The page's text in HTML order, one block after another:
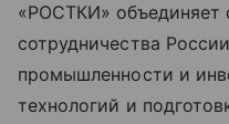
«РОСТКИ» объединяет
сотрудничества
промышленности и
технологий и